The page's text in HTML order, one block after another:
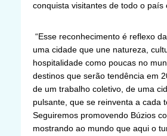
conquista visitantes de todo o país
“Esse reconhecimento é reflexo
uma cidade que une natureza,
hospitalidade como poucas no
destinos que serão tendência em
de um trabalho coletivo, de uma
pulsante, que se reinventa a cada
Seguiremos promovendo Búzios
mostrando ao mundo que aqui o